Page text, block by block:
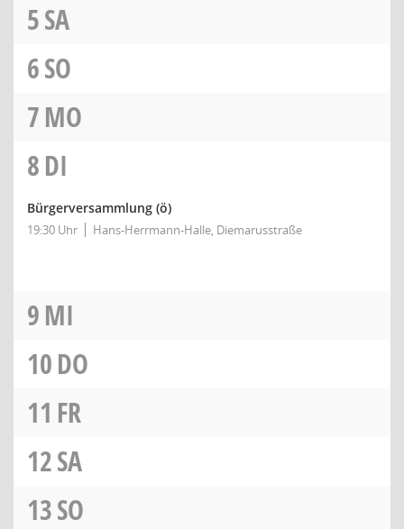
5SA
6SO
7MO
8DI
Bürgerversammlung (ö)
19:30 Uhr Hans-Herrmann-Halle, Diemarusstraße
9MI
10DO
11 FR
12SA
13SO